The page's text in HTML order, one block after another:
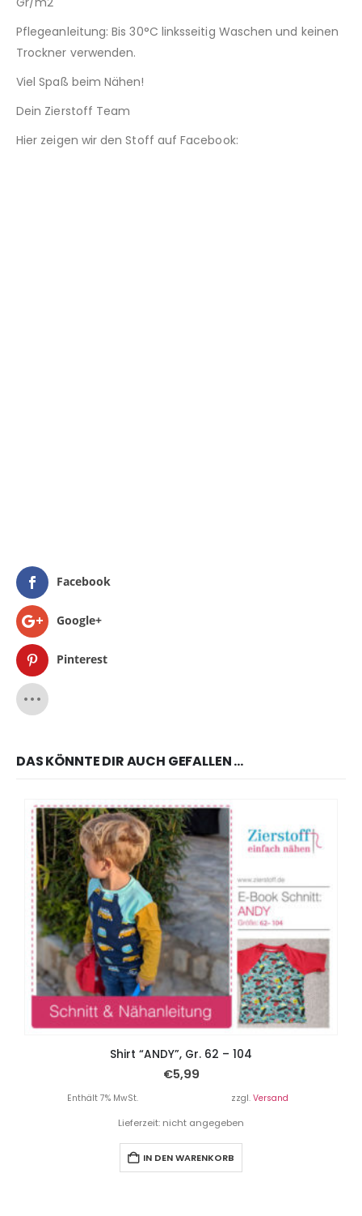
Pflegeanleitung: Bis 30°C linksseitig Waschen und keinen
Trockner verwenden.
Viel Spaß beim Nähen!
Dein Zierstoff Team
Hier zeigen wir den Stoff auf Facebook:
Facebook
Google+
Pinterest
DAS KÖNNTE DIR AUCH GEFALLEN …
Shirt “ANDY”, Gr. 62 – 104
€5,99
Enthält 7% MwSt. zzgl. Versand
Lieferzeit: nicht angegeben
IN DEN WARENKORB